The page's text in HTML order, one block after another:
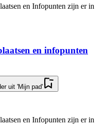
en Infopunten zijn er in
en infopunten
uit 'Mijn pad'
en Infopunten zijn er in